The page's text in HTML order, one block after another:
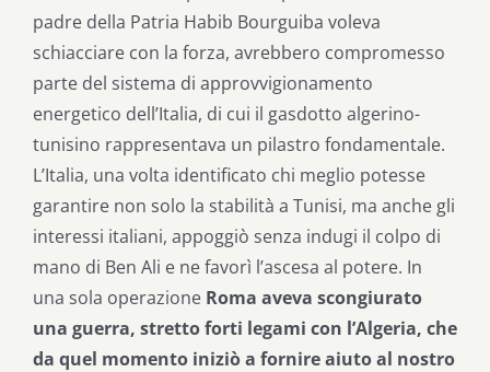
padre della Patria Habib Bourguiba voleva
schiacciare con la forza, avrebbero compromesso
parte del sistema di approvvigionamento
energetico dell’Italia, di cui il gasdotto algerino-
tunisino rappresentava un pilastro fondamentale.
L’Italia, una volta identificato chi meglio potesse
garantire non solo la stabilità a Tunisi, ma anche gli
interessi italiani, appoggiò senza indugi il colpo di
mano di Ben Ali e ne favorì l’ascesa al potere. In
una sola operazione Roma aveva scongiurato
una guerra, stretto forti legami con l’Algeria, che
da quel momento iniziò a fornire aiuto al nostro